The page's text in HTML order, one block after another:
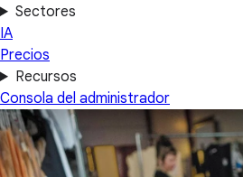
Sectores
IA
Precios
Recursos
Consola del administrador